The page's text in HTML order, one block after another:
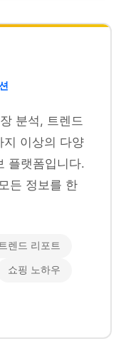
분석, 트렌드
지 이상의 다양
플랫폼입니다.
든 정보를 한
렌드 리포트
쇼핑 노하우